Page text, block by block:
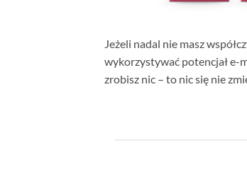
Jeżeli nadal nie masz
wykorzystywać potencjał e-
zrobisz nic – to nic się nie